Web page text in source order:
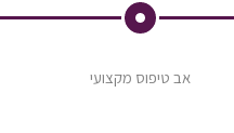
אב טיפוס מקצועי